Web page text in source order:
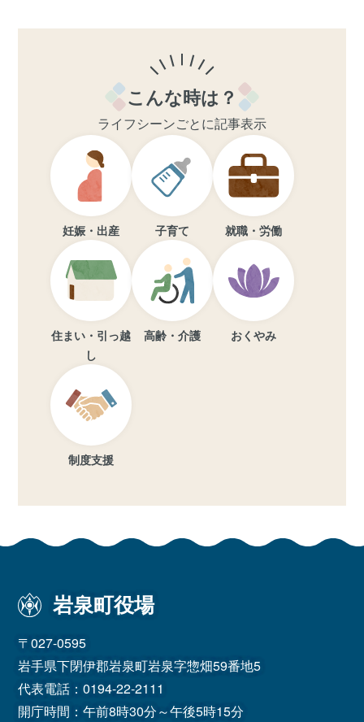
こんな時は？
ライフシーンごとに記事表示
妊娠・出産 子育て 就職・労働
住まい・引っ越
し
高齢・介護 おくやみ
制度支援
岩泉町役場
〒027-0595
岩手県下閉伊郡岩泉町岩泉字惣畑59番地5
代表電話：0194-22-2111
開庁時間：午前8時30分～午後5時15分